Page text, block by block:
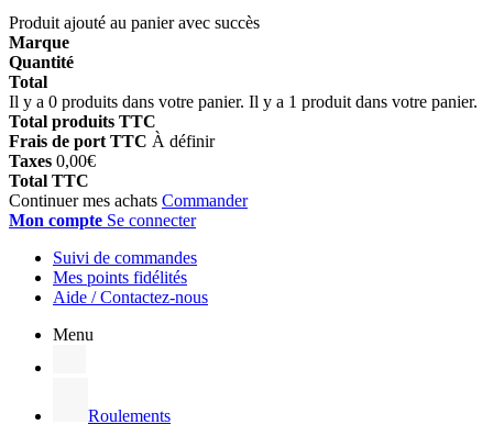
Produit ajouté au panier avec succès
Marque
Quantité
Total
Il y a 0 produits dans votre panier. Il y a 1 produit dans votre panier.
Total produits TTC
Frais de port TTC À définir
Taxes 0,00€
Total TTC
Continuer mes achats Commander
Mon compte Se connecter
Suivi de commandes
Mes points fidélités
Aide / Contactez-nous
Menu
Roulements